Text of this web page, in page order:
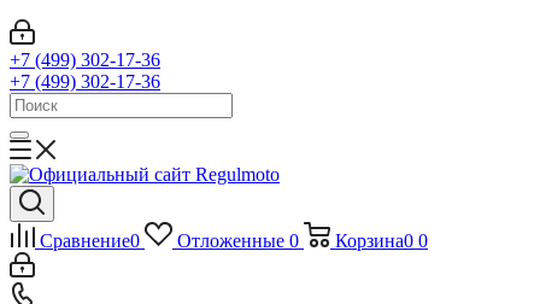
+7 (499) 302-17-36
+7 (499) 302-17-36
Сравнение0 Отложенные 0 Корзина0 0